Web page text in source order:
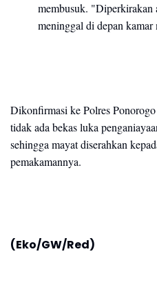
membusuk. "Diperkirakan
meninggal di depan
Dikonfirmasi ke Polres
tidak ada bekas luka
sehingga mayat diserahkan
pemakamannya.
(Eko/GW/Red)